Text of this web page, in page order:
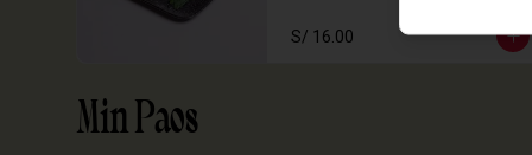
S/ 16.00
Min Paos